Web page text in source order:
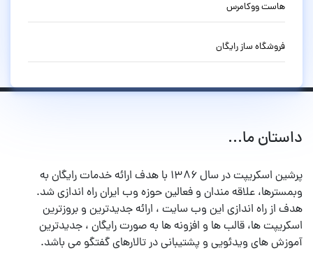
هاست ووکامرس
فروشگاه ساز رایگان
داستان ما...
پرشین اسکریپت در سال ۱۳۸۶ با هدف ارائه خدمات رایگان به
وبمسترها، علاقه مندان و فعالین حوزه وب ایران راه اندازی شد.
هدف از راه اندازی این وب سایت ، ارائه جدیدترین و بروزترین
اسکریپت ها، قالب ها و افزونه ها به صورت رایگان ، جدیدترین
آموزش های ویدئویی و پشتیبانی در تالارهای گفتگو می باشد.